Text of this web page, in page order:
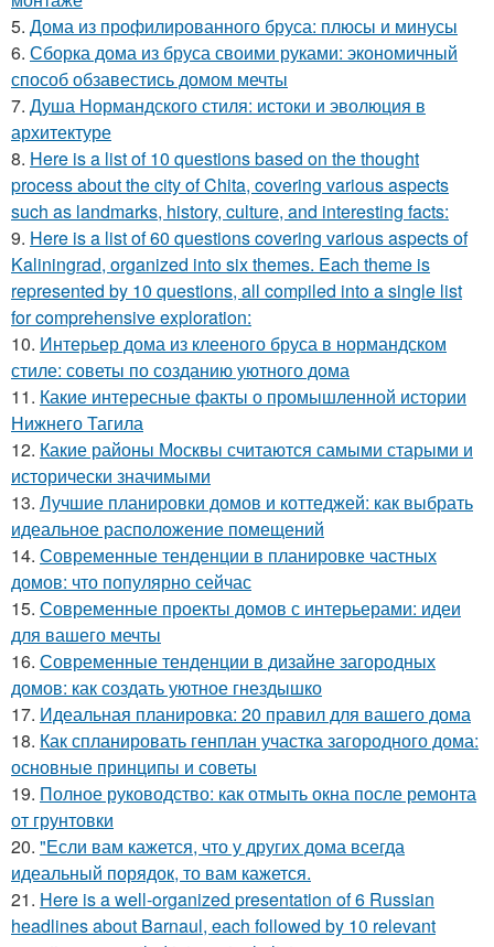
5. Дома из профилированного бруса: плюсы и минусы
6. Сборка дома из бруса своими руками: экономичный
способ обзавестись домом мечты
7. Душа Нормандского стиля: истоки и эволюция в
архитектуре
8. Here is a list of 10 questions based on the thought
process about the city of Chita, covering various aspects
such as landmarks, history, culture, and interesting facts:
9. Here is a list of 60 questions covering various aspects of
Kaliningrad, organized into six themes. Each theme is
represented by 10 questions, all compiled into a single list
for comprehensive exploration:
10. Интерьер дома из клееного бруса в нормандском
стиле: советы по созданию уютного дома
11. Какие интересные факты о промышленной истории
Нижнего Тагила
12. Какие районы Москвы считаются самыми старыми и
исторически значимыми
13. Лучшие планировки домов и коттеджей: как выбрать
идеальное расположение помещений
14. Современные тенденции в планировке частных
домов: что популярно сейчас
15. Современные проекты домов с интерьерами: идеи
для вашего мечты
16. Современные тенденции в дизайне загородных
домов: как создать уютное гнездышко
17. Идеальная планировка: 20 правил для вашего дома
18. Как спланировать генплан участка загородного дома:
основные принципы и советы
19. Полное руководство: как отмыть окна после ремонта
от грунтовки
20. "Если вам кажется, что у других дома всегда
идеальный порядок, то вам кажется.
21. Here is a well-organized presentation of 6 Russian
headlines about Barnaul, each followed by 10 relevant